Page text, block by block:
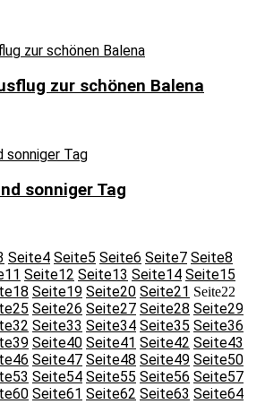
zur schönen Balena
sonniger Tag
Seite4 Seite5 Seite6 Seite7 Seite8
11 Seite12 Seite13 Seite14 Seite15
18 Seite19 Seite20 Seite21 Seite22
25 Seite26 Seite27 Seite28 Seite29
32 Seite33 Seite34 Seite35 Seite36
39 Seite40 Seite41 Seite42 Seite43
46 Seite47 Seite48 Seite49 Seite50
53 Seite54 Seite55 Seite56 Seite57
60 Seite61 Seite62 Seite63 Seite64